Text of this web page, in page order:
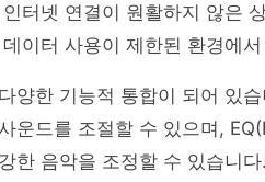
터넷 연결이 원활하지 않은
이터 사용이 제한된 환경에
양한 기능적 통합이 되어 있
운드를 조절할 수 있으며,
한 음악을 조정할 수 있습니